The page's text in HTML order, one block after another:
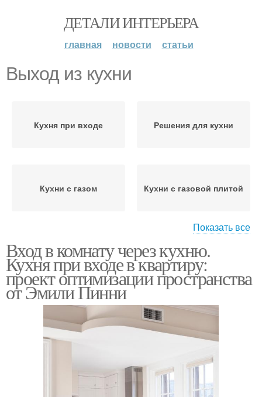
ДЕТАЛИ ИНТЕРЬЕРА
главная новости статьи
Выход из кухни
Кухня при входе Решения для кухни
Кухни с газом Кухни с газовой плитой
Кухня с газовой плитой Кухни с жилой
Показать все
Вход в комнату через кухню.
Кухня при входе в квартиру:
проект оптимизации пространства
от Эмили Пинни